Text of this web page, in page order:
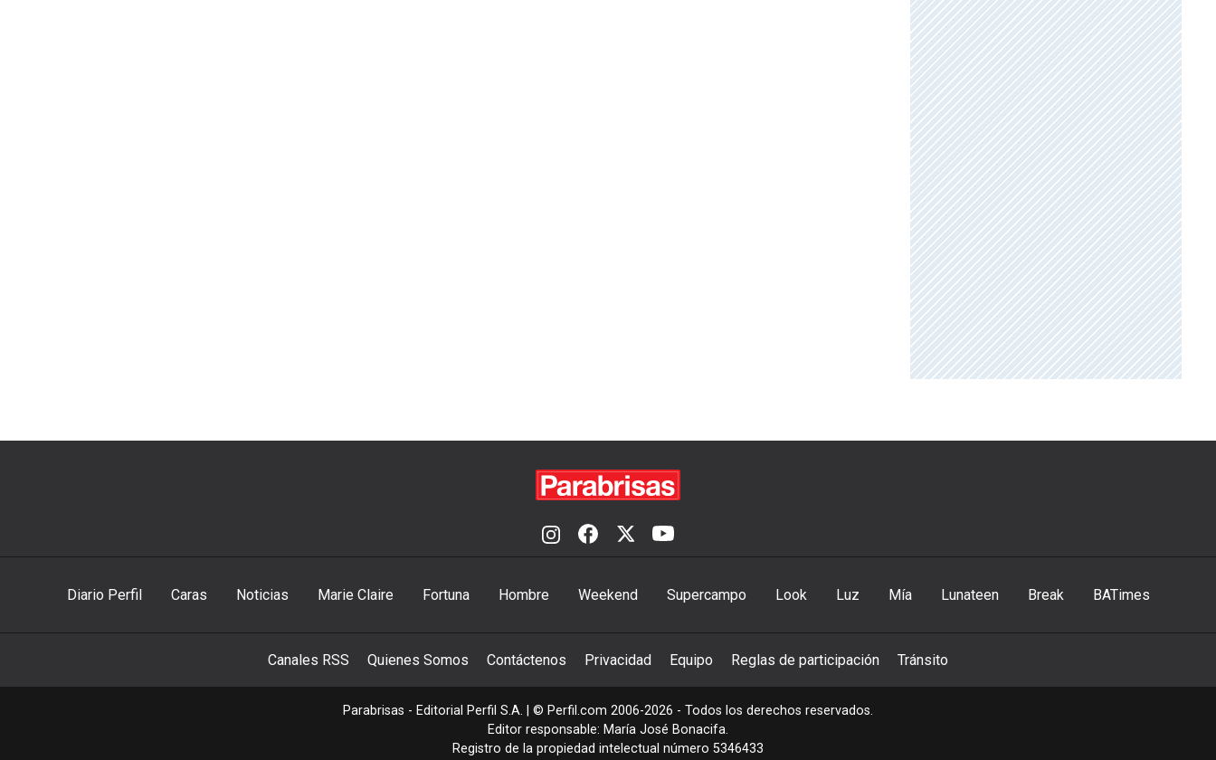
Diario Perfil Caras Noticias Marie Claire Fortuna Hombre Weekend Supercampo Look Luz Mía Lunateen Break BATimes
Canales RSS Quienes Somos Contáctenos Privacidad Equipo Reglas de participación Tránsito
Parabrisas - Editorial Perfil S.A. | © Perfil.com 2006-2026 - Todos los derechos reservados.
Editor responsable: María José Bonacifa.
Registro de la propiedad intelectual número 5346433